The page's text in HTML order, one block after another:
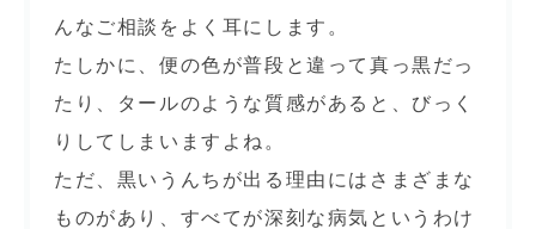
んなご相談をよく耳にします。
たしかに、便の色が普段と違って真っ黒だっ
たり、タールのような質感があると、びっく
りしてしまいますよね。
ただ、黒いうんちが出る理由にはさまざまな
ものがあり、すべてが深刻な病気というわけ